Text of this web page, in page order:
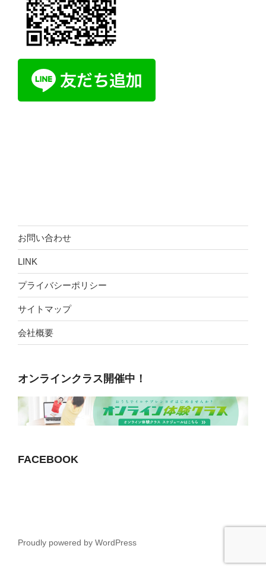
お問い合わせ
LINK
プライバシーポリシー
サイトマップ
会社概要
オンラインクラス開催中！
FACEBOOK
Proudly powered by WordPress